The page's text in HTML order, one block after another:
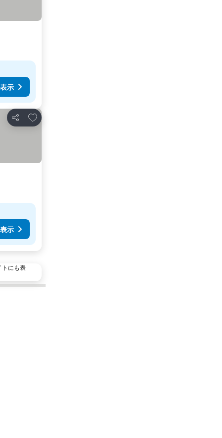
示
シェア
お気に入りに追加
示
トにも表